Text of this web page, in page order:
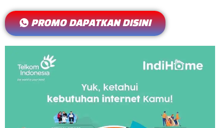
PROMO DAPATKAN DISINI